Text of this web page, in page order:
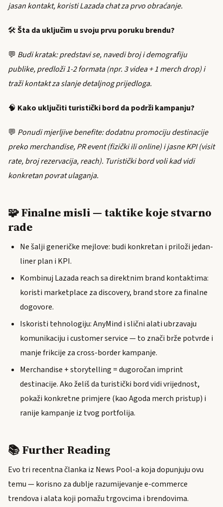
jasan kontakt, koristi Lazada chat za prvo obraćanje.
🛠️Šta da uključim u svoju prvu poruku brendu?
💬 Budi kratak: predstavi se, navedi broj i demografiju
publike, predloži 1-2 formata (npr. 3 videa + 1 merch drop) i
traži kontakt za slanje detaljnog prijedloga.
🧠 Kako uključiti turistički bord da podrži kampanju?
💬 Ponudi mjerljive benefite: dodatnu promociju destinacije
preko merchandise, PR event (fizički ili online) i jasne KPI (visit
rate, broj rezervacija, reach). Turistički bord voli kad vidi
konkretan povrat ulaganja.
🧩 Finalne misli — taktike koje stvarno
rade
Ne šalji generičke mejlove: budi konkretan i priloži jedan-
liner plan i KPI.
Kombinuj Lazada reach sa direktnim brand kontaktima:
koristi marketplace za discovery, brand store za finalne
dogovore.
Iskoristi tehnologiju: AnyMind i slični alati ubrzavaju
komunikaciju i customer service — to znači brže potvrde i
manje frikcije za cross-border kampanje.
Merchandise + storytelling = dugoročan imprint
destinacije. Ako želiš da turistički bord vidi vrijednost,
pokaži konkretne primjere (kao Agoda merch pristup) i
ranije kampanje iz tvog portfolija.
📚 Further Reading
Evo tri recentna članka iz News Pool-a koja dopunjuju ovu
temu — korisno za dublje razumijevanje e-commerce
trendova i alata koji pomažu trgovcima i brendovima.